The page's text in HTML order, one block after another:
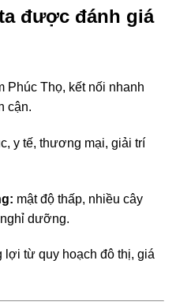
được đánh giá
Phúc Thọ, kết nối nhanh
cận.
y tế, thương mại, giải trí
mật độ thấp, nhiều cây
dưỡng.
lợi từ quy hoạch đô thị, giá